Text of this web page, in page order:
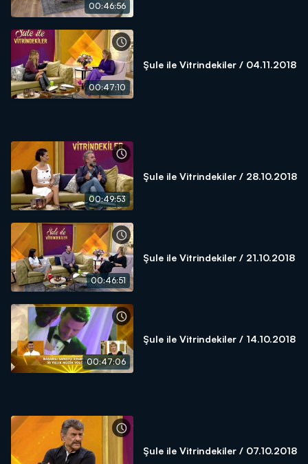
00:46:56
00:47:10
Şule ile Vitrindekiler / 04.11.2018
00:49:53
Şule ile Vitrindekiler / 28.10.2018
00:46:51
Şule ile Vitrindekiler / 21.10.2018
00:47:06
Şule ile Vitrindekiler / 14.10.2018
Şule ile Vitrindekiler / 07.10.2018